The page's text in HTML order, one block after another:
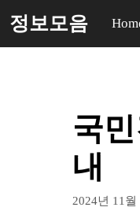
정보모음
국
내
2024년 11월